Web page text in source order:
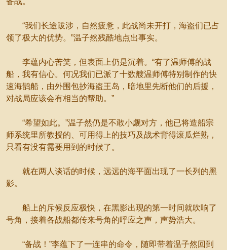
“我们长途跋涉，自然疲惫，此战尚未开打，海盗们已占
领了极大的优势。”温子然残酷地点出事实。
李蕴内心苦笑，但表面上仍是沉着。“有了温师傅的战
船，我有信心。何况我们已派了十数艘温师傅特别制作的快
速海鹊船，由外围包抄海盗王岛，暗地里先断他们的后援，
对战局应该会有相当的帮助。”
“希望如此。”温子然仍是不敢小觑对方，他已将造船宗
师系统里所教授的、可用得上的技巧及战术背得滚瓜烂熟，
只看有没有需要用到的时候了。
就在两人谈话的时候，远远的海平面出现了一长列的黑
影。
船上的斥候反应极快，在黑影出现的第一时间就吹响了
号角，接着各战船都传来号角的呼应之声，声势浩大。
“备战！”李蕴下了一连串的命令，随即带着温子然回到